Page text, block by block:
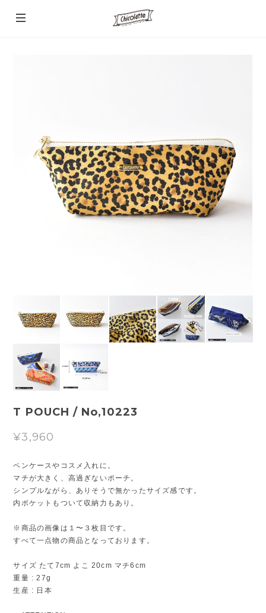
T POUCH / No,10223
¥3,960
ペンケースやコスメ入れに。
マチが大きく、高過ぎないポーチ。
シンプルながら、ありそうで無かったサイズ感です。
内ポケットもついて収納力もあり。
※商品の画像は１〜３枚目です。
すべて一点物の商品となっております。
サイズ たて7cm よこ 20cm マチ6cm
重量 : 27g
生産 : 日本